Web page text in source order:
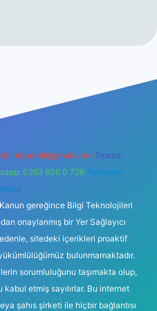
Teams:
0262 606 0 726 Telegram:
Kanun gereğince Bilgi Teknolojileri
onaylanmış bir Yer Sağlayıcı
sitedeki içerikleri proaktif
bulunmamaktadır.
sorumluluğunu taşımakta olup,
etmiş sayılırlar. Bu internet
şahıs şirketi ile hiçbir bağlantısı